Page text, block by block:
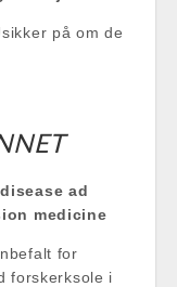
på om de
ad
medicine
for
forskerksole i